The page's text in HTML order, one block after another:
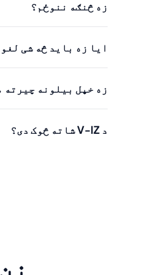
زه څنګه ننوځم؟
ایا زه باید څه شی
زه خپل بیلونه چیرته
د V-IZ شاته څوک دی؟